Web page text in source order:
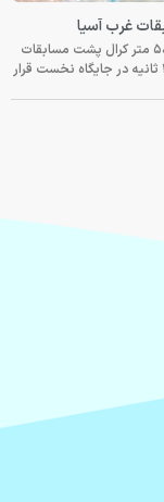
هومر عباسی، شناگر تیم ملی ایران، در دور مقدماتی ماده ۵۰ متر کرال پشت مسابقات